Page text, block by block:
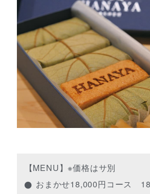
【MENU】※価格はサ別
おまかせ18,000円コース